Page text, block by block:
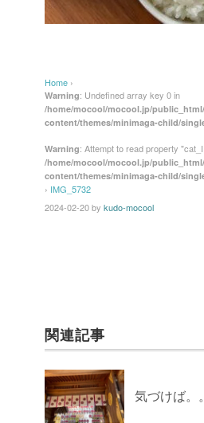
Home ›
Warning: Undefined array key 0 in
/home/mocool/mocool.jp/
content/themes/minimaga-child/
Warning: Attempt to read property
/home/mocool/mocool.jp/
content/themes/minimaga-child/
› IMG_5732
2024-02-20by kudo-mocool
関連記事
気づけば。。